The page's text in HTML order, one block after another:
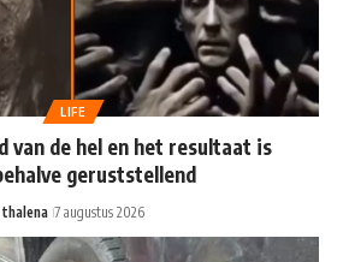
LIFE
van de hel en het resultaat is
geruststellend
thalena 7 augustus 2026